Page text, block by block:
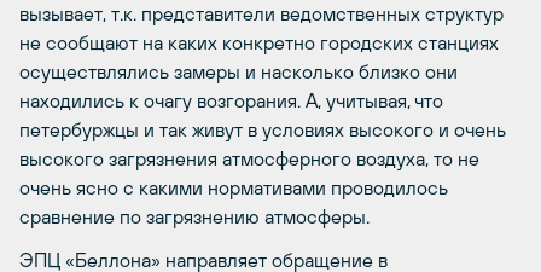
вызывает, т.к. представители ведомственных структур
не сообщают на каких конкретно городских станциях
осуществлялись замеры и насколько близко они
находились к очагу возгорания. А, учитывая, что
петербуржцы и так живут в условиях высокого и очень
высокого загрязнения атмосферного воздуха, то не
очень ясно с какими нормативами проводилось
сравнение по загрязнению атмосферы.
ЭПЦ «Беллона» направляет обращение в